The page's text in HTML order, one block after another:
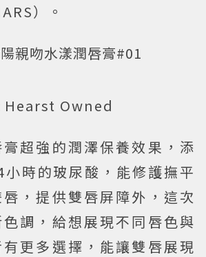
）。
親吻水漾潤唇膏#01
Hearst Owned
超強的潤澤保養效果，添
時的玻尿酸，能修護撫平
，提供雙唇屏障外，這次
調，給想展現不同唇色與
更多選擇，能讓雙唇展現